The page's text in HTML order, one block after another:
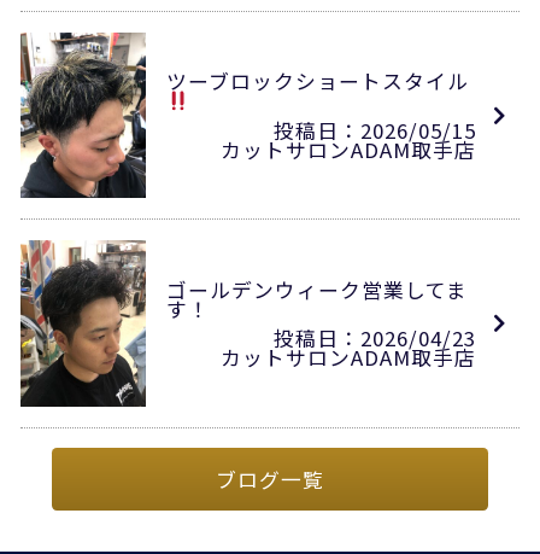
ツーブロックショートスタイル
投稿日：2026/05/15
カットサロンADAM取手店
ゴールデンウィーク営業してま
す！
投稿日：2026/04/23
カットサロンADAM取手店
ブログ一覧